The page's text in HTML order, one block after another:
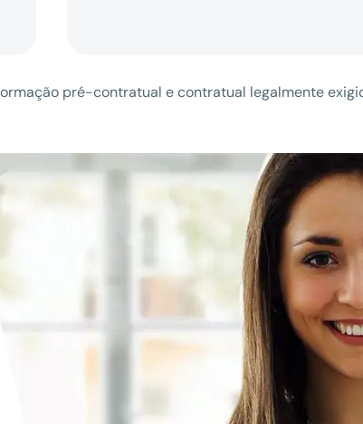
pré-contratual e contratual legalmente